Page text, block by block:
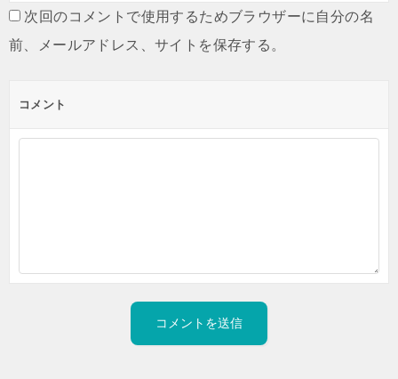
次回のコメントで使用するためブラウザーに自分の名
前、メールアドレス、サイトを保存する。
コメント